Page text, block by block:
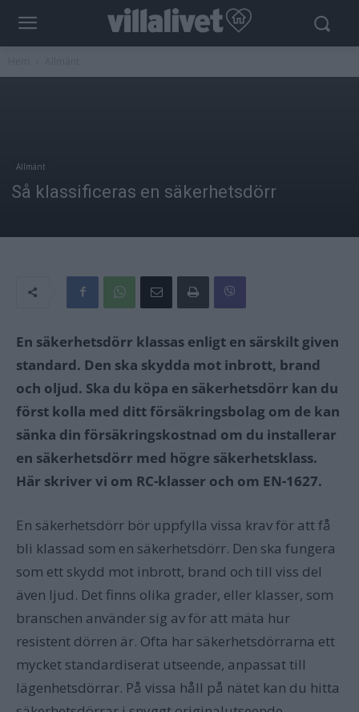
Allmänt
Så klassificeras en säkerhetsdörr
En säkerhetsdörr klassas enligt en särskilt given
standard. Den ska skydda mot inbrott, brand
och oljud. Ska du köpa en säkerhetsdörr kan du
först kolla med ditt försäkringsbolag om de kan
sänka din försäkringskostnad om du installerar
en säkerhetsdörr med högre säkerhetsklass.
Här skriver vi om RC-klasser och om EN-1627.
En säkerhetsdörr bör uppfylla vissa krav för att få
bli klassad som en säkerhetsdörr. Den ska fungera
som ett skydd mot inbrott, brand och till viss del
även ljud. Det finns olika grader, eller klasser, som
branschen använder sig av för att mäta hur
resistent dörren är. Ofta har säkerhetsdörrarna ett
mycket standardiserat utseende, anpassat till
lägenhetsdörrar. På vissa håll på nätet kan du hitta